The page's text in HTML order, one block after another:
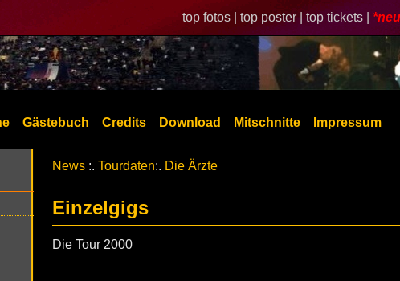
top fotos | top poster | top tickets |
Gästebuch Credits Download Mitschnitte Impressum
News :. Tourdaten:. Die Ärzte
Einzelgigs
Die Tour 2000